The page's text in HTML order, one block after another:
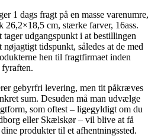
1 dags fragt på en masse varenumre,
26,2×18,5 cm, stærke farver, 16ass.
udgangspunkt i at bestillingen
nøjagtigt tidspunkt, således at de med
hen til fragtfirmaet inden
fyraften.
gebyrfri levering, men tit påkræves
sum. Desuden må man udvælge
som oftest – ligegyldigt om du
eller Skælskør – vil blive at få
produkter til et afhentningssted.